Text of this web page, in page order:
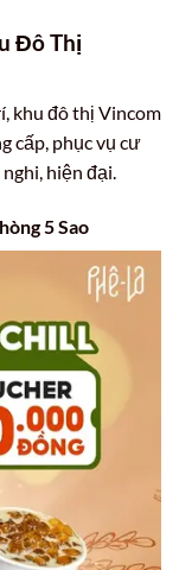
Đô Thị
khu đô thị Vincom
cấp, phục vụ cư
hiện đại.
5 Sao